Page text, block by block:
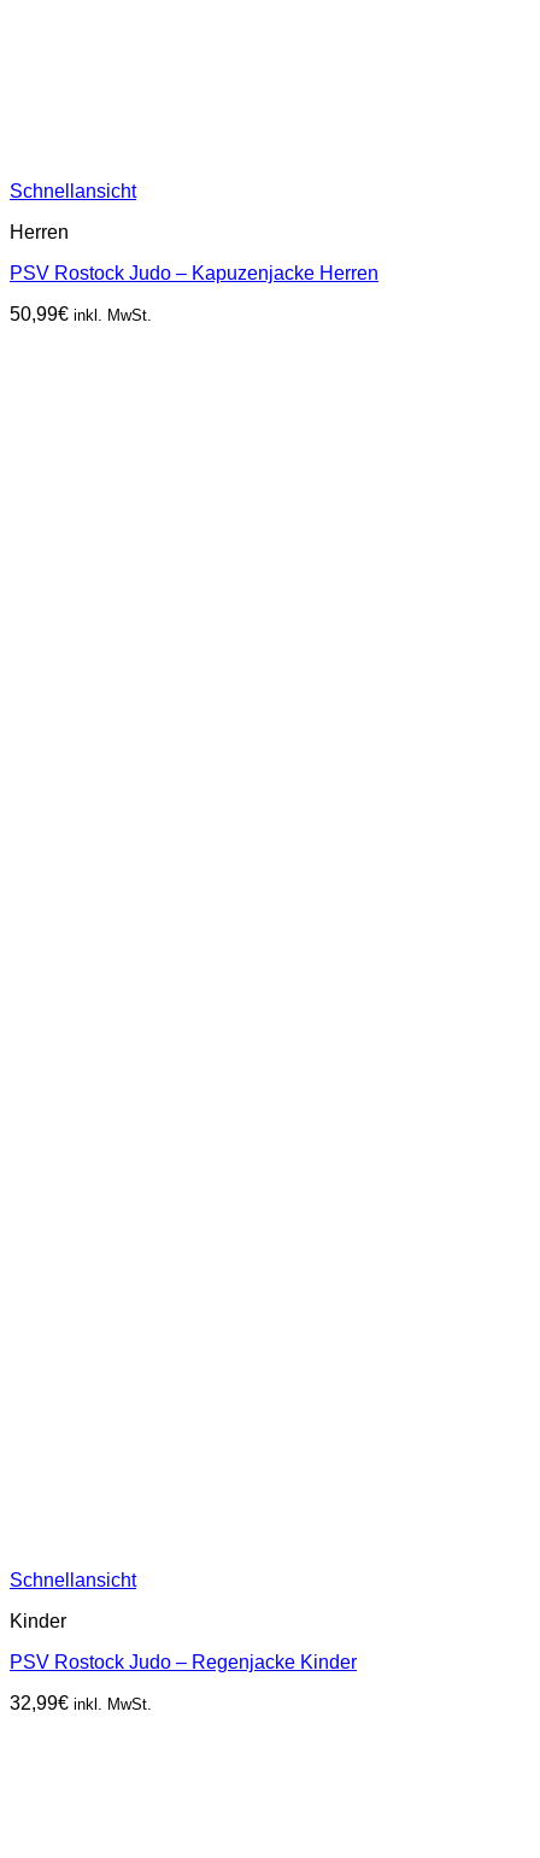
Schnellansicht
Herren
PSV Rostock Judo – Kapuzenjacke Herren
50,99€ inkl. MwSt.
Schnellansicht
Kinder
PSV Rostock Judo – Regenjacke Kinder
32,99€ inkl. MwSt.